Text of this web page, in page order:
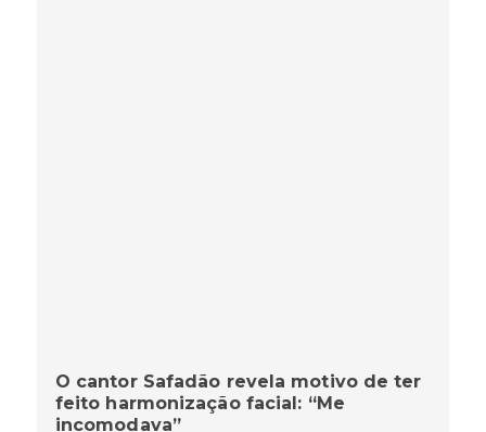
O cantor Safadão revela motivo de ter
feito harmonização facial: “Me
incomodava”